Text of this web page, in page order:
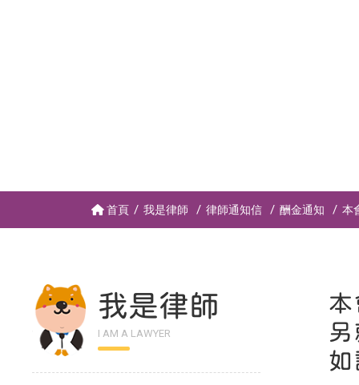
首頁 我是律師 律師通知信 酬金通知 本
我是律師
I AM A LAWYER